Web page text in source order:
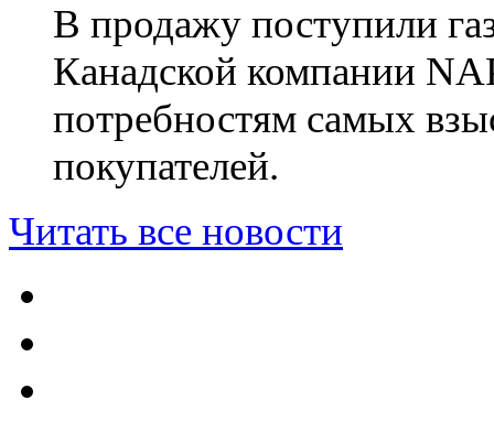
В продажу поступили
Канадской компании
потребностям самых
покупателей.
Читать все новости